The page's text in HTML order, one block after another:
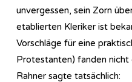
unvergessen, sein Zorn
etablierten Kleriker ist
Vorschläge für eine
Protestanten) fanden nicht
Rahner sagte tatsächlich: